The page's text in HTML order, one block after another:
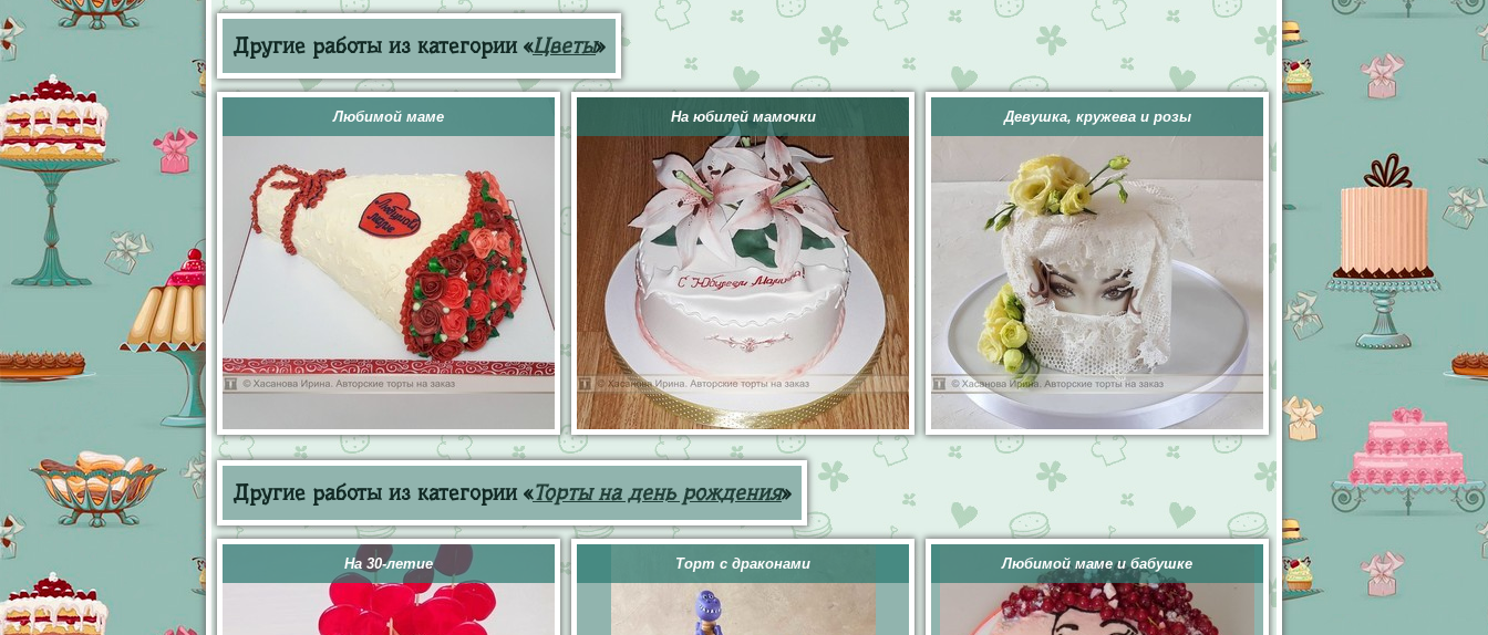
Другие работы из категории «Цветы»
Любимой маме На юбилей мамочки Девушка, кружева и розы
Другие работы из категории «Торты на день рождения»
На 30-летие Торт с драконами Любимой маме и бабушке